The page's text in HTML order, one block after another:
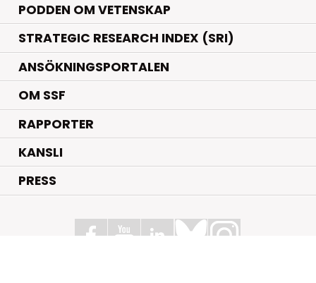
PODDEN OM VETENSKAP
STRATEGIC RESEARCH INDEX (SRI)
ANSÖKNINGSPORTALEN
OM SSF
RAPPORTER
KANSLI
PRESS